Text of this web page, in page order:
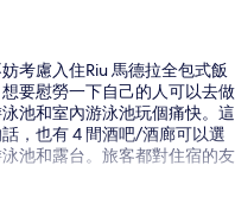
考慮入住Riu 馬德拉全包式飯
要慰勞一下自己的人可以去做
池和室內游泳池玩個痛快。這
，也有 4 間酒吧/酒廊可以選
池和露台。旅客都對住宿的友